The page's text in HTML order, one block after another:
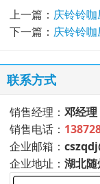
上一篇： 庆铃铃
下一篇： 庆铃铃
联系方式
销售经理： 邓经理
销售电话：
企业邮箱：
企业地址： 湖北